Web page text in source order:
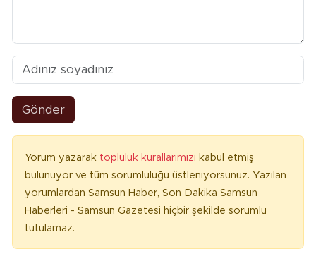
Gönder
Yorum yazarak topluluk kurallarımızı kabul etmiş
bulunuyor ve tüm sorumluluğu üstleniyorsunuz. Yazılan
yorumlardan Samsun Haber, Son Dakika Samsun
Haberleri - Samsun Gazetesi hiçbir şekilde sorumlu
tutulamaz.